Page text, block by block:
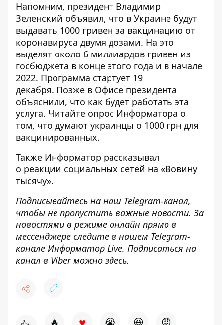
Напомним, президент Владимир
Зеленский объявил, что в Украине будут
выдавать 1000 гривен за вакцинацию от
коронавируса двумя дозами. На это
выделят около 6 миллиардов гривен из
госбюджета в конце этого года и в начале
2022. Программа стартует 19
декабря. Позже в Офисе президента
объяснили, что как будет работать эта
услуга. Читайте опрос Информатора о
том, что думают украинцы о 1000 грн для
вакцинированных.
Также Информатор рассказывал
о реакции социальных сетей на «Вовину
тысячу».
Подписывайтесь на наш Telegram-канал,
чтобы не пропустить важные новости. За
новостями в режиме онлайн прямо в
мессенджере следите в нашем Telegram-
канале Информатор Live. Подписаться на
канал в Viber можно здесь.
🔥 😭 😆 😡